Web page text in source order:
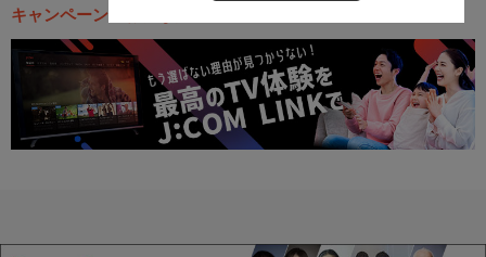
キャンペーン・お得な情報